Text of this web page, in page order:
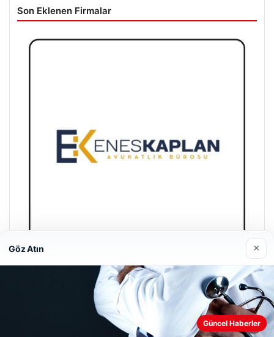
Son Eklenen Firmalar
Trend Yapı Akustik
Göz Atın ×
Güncel Haberler